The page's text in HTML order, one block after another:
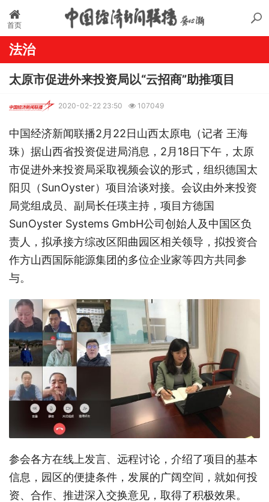
首页
法治
太原市促进外来投资局以“云招商”助推项目
2020-02-22 23:50 107049
中国经济新闻联播2月22日山西太原电（记者 王海
珠）据山西省投资促进局消息，2月18日下午，太原
市促进外来投资局采取视频会议的形式，组织德国太
阳贝（SunOyster）项目洽谈对接。会议由外来投资
局党组成员、副局长任瑛主持，项目方德国
SunOyster Systems GmbH公司创始人及中国区负
责人，拟承接方综改区阳曲园区相关领导，拟投资合
作方山西国际能源集团的多位企业家等四方共同参
与。
参会各方在线上发言、远程讨论，介绍了项目的基本
信息，园区的便捷条件，发展的广阔空间，就如何投
资、合作、推进深入交换意见，取得了积极效果。